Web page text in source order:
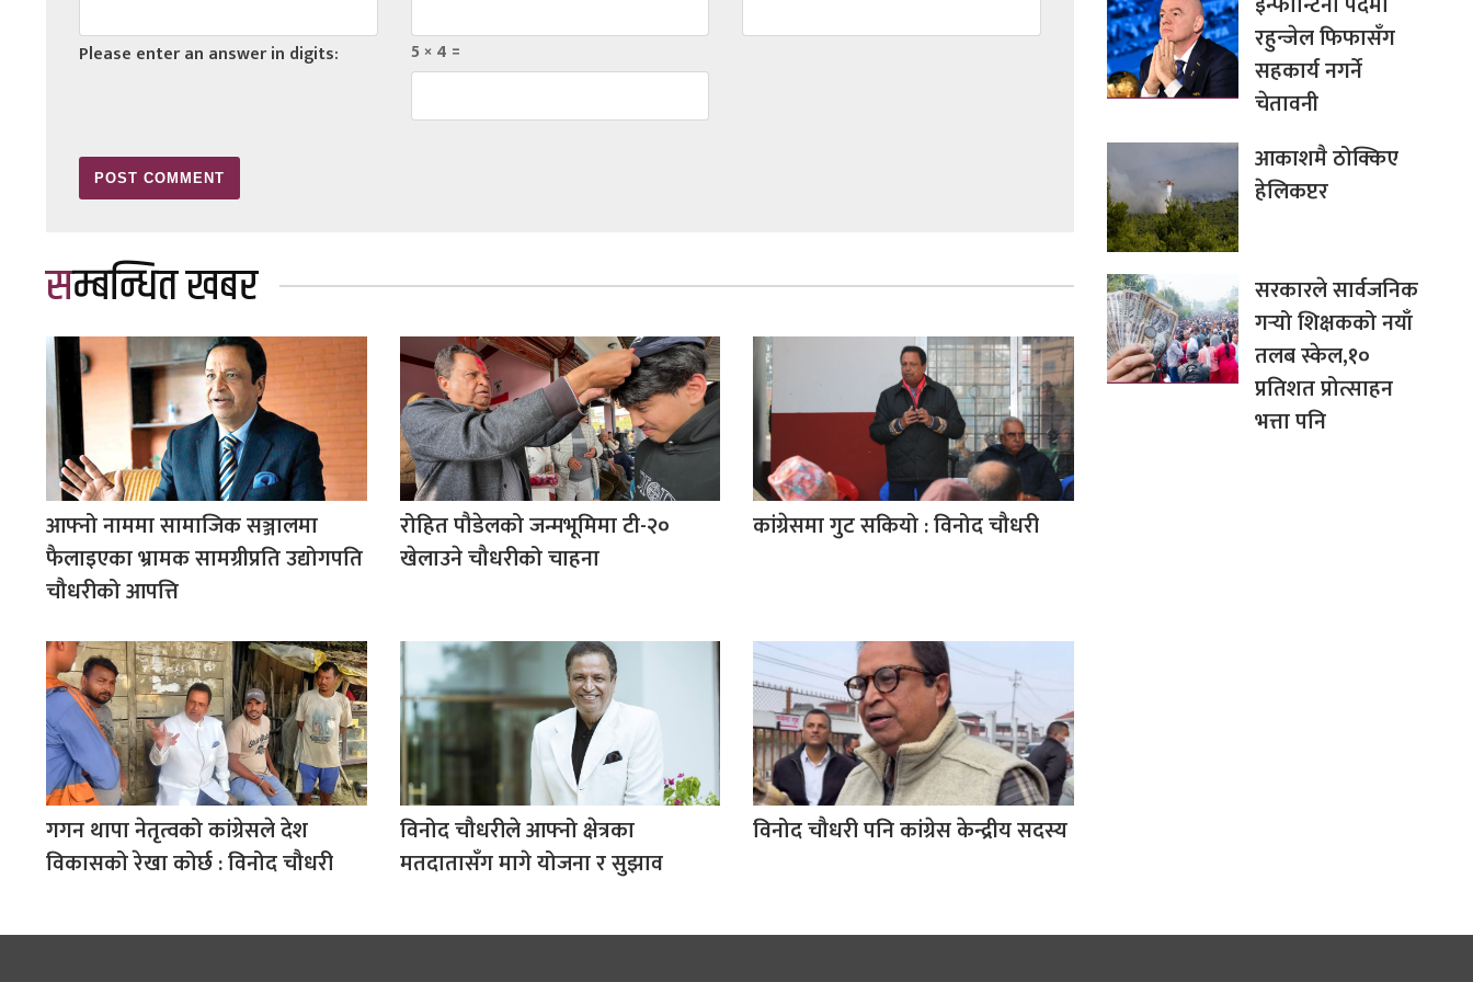
Please enter an answer in digits: 5 × 4 =
सम्बन्धित खबर
आफ्नो नाममा सामाजिक सञ्जालमा
फैलाइएका भ्रामक सामग्रीप्रति उद्योगपति
चौधरीको आपत्ति
रोहित पौडेलको जन्मभूमिमा टी-२०
खेलाउने चौधरीको चाहना
कांग्रेसमा गुट सकियो : विनोद चौधरी
गगन थापा नेतृत्वको कांग्रेसले देश
विकासको रेखा कोर्छ : विनोद चौधरी
विनोद चौधरीले आफ्नो क्षेत्रका
मतदातासँग मागे योजना र सुझाव
विनोद चौधरी पनि कांग्रेस केन्द्रीय सदस्य
रहुन्जेल फिफासँग
सहकार्य नगर्ने
चेतावनी
आकाशमै ठोक्किए
हेलिकप्टर
सरकारले सार्वजनिक
गर्‍यो शिक्षकको नयाँ
तलब स्केल,१०
प्रतिशत प्रोत्साहन
भत्ता पनि